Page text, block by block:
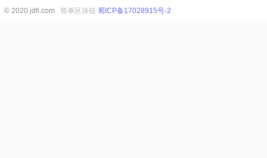
© 2020 jdfi.com 简单区块链 蜀ICP备17028915号-2